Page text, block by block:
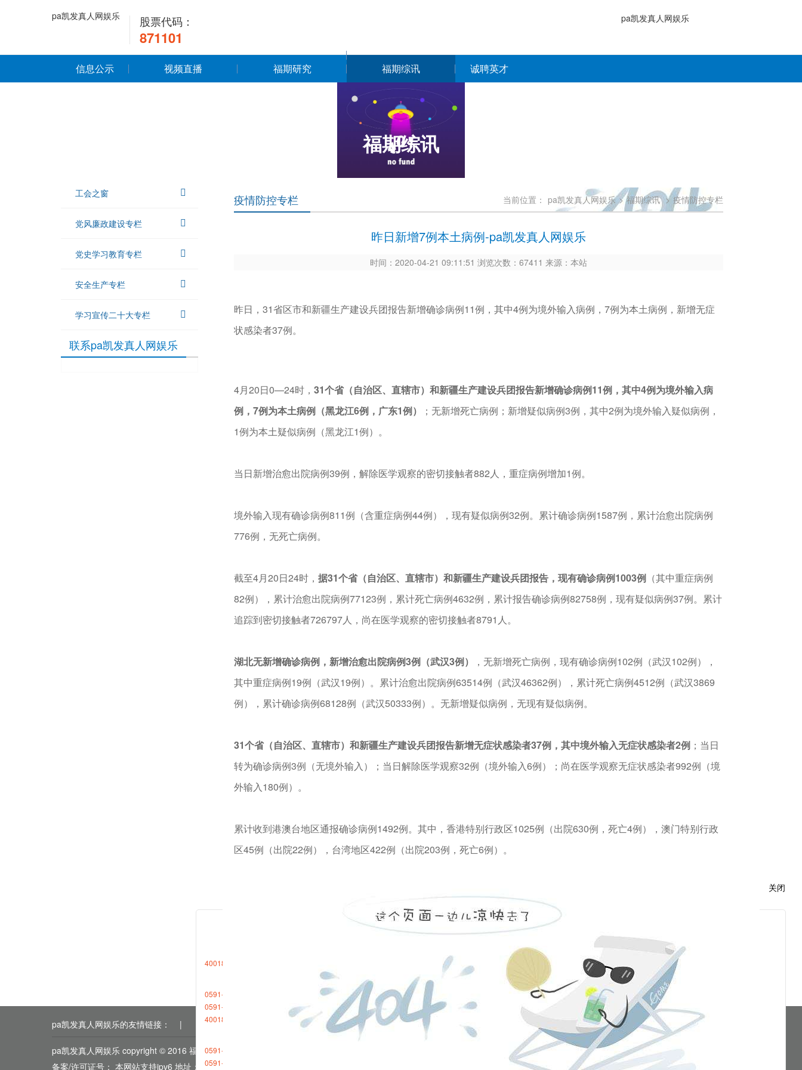
pa凯发真人网娱乐 股票代码：
871101
pa凯发真人网娱乐
信息公示 视频直播 福期研究 福期综讯 诚聘英才
福期综讯
工会之窗
党风廉政建设专栏
党史学习教育专栏
安全生产专栏
学习宣传二十大专栏
联系pa凯发真人网娱乐
疫情防控专栏 当前位置： pa凯发真人网娱乐 > 福期综讯 > 疫情防控专栏
昨日新增7例本土病例-pa凯发真人网娱乐
时间：2020-04-21 09:11:51 浏览次数：67411 来源：本站
昨日，31省区市和新疆生产建设兵团报告新增确诊病例11例，其中4例为境外输入病例，7例为本土病例，新增无症
状感染者37例。
4月20日0—24时， 31个省（自治区、直辖市）和新疆生产建设兵团报告新增确诊病例11例，其中4例为境外输入病
例，7例为本土病例（黑龙江6例，广东1例）
；无新增死亡病例；新增疑似病例3例，其中2例为境外输入疑似病例，
1例为本土疑似病例（黑龙江1例）。
当日新增治愈出院病例39例，解除医学观察的密切接触者882人，重症病例增加1例。
境外输入现有确诊病例811例（含重症病例44例），现有疑似病例32例。累计确诊病例1587例，累计治愈出院病例
776例，无死亡病例。
截至4月20日24时， 据31个省（自治区、直辖市）和新疆生产建设兵团报告，现有确诊病例1003例 （其中重症病例
82例），累计治愈出院病例77123例，累计死亡病例4632例，累计报告确诊病例82758例，现有疑似病例37例。累计
追踪到密切接触者726797人，尚在医学观察的密切接触者8791人。
湖北无新增确诊病例，新增治愈出院病例3例（武汉3例）
，无新增死亡病例，现有确诊病例102例（武汉102例），
其中重症病例19例（武汉19例）。累计治愈出院病例63514例（武汉46362例），累计死亡病例4512例（武汉3869
例），累计确诊病例68128例（武汉50333例）。无新增疑似病例，无现有疑似病例。
31个省（自治区、直辖市）和新疆生产建设兵团报告新增无症状感染者37例，其中境外输入无症状感染者2例 ；当日
转为确诊病例3例（无境外输入）；当日解除医学观察32例（境外输入6例）；尚在医学观察无症状感染者992例（境
外输入180例）。
累计收到港澳台地区通报确诊病例1492例。其中，香港特别行政区1025例（出院630例，死亡4例），澳门特别行政
区45例（出院22例），台湾地区422例（出院203例，死亡6例）。
武汉，清零！
pa凯发真人网娱乐的友情链接： | |
pa凯发真人网娱乐 copyright © 2016 福能期货股份有限公司 本网站所载文章和数据仅供参考，使用前务请核实，风险自负。
备案/许可证号： 本网站支持ipv6 地址：福州市鼓楼区五四路75号海西商务大厦31层
关闭
在线客服
4001868696转1
日盘下单电话：
0591-88013377
0591-87727306
4001868696转2
夜盘下单电话：
0591-88013380
0591-87512570